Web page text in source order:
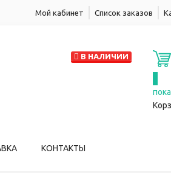
Мой кабинет Список заказов
В НАЛИЧИИ
КОНТАКТЫ